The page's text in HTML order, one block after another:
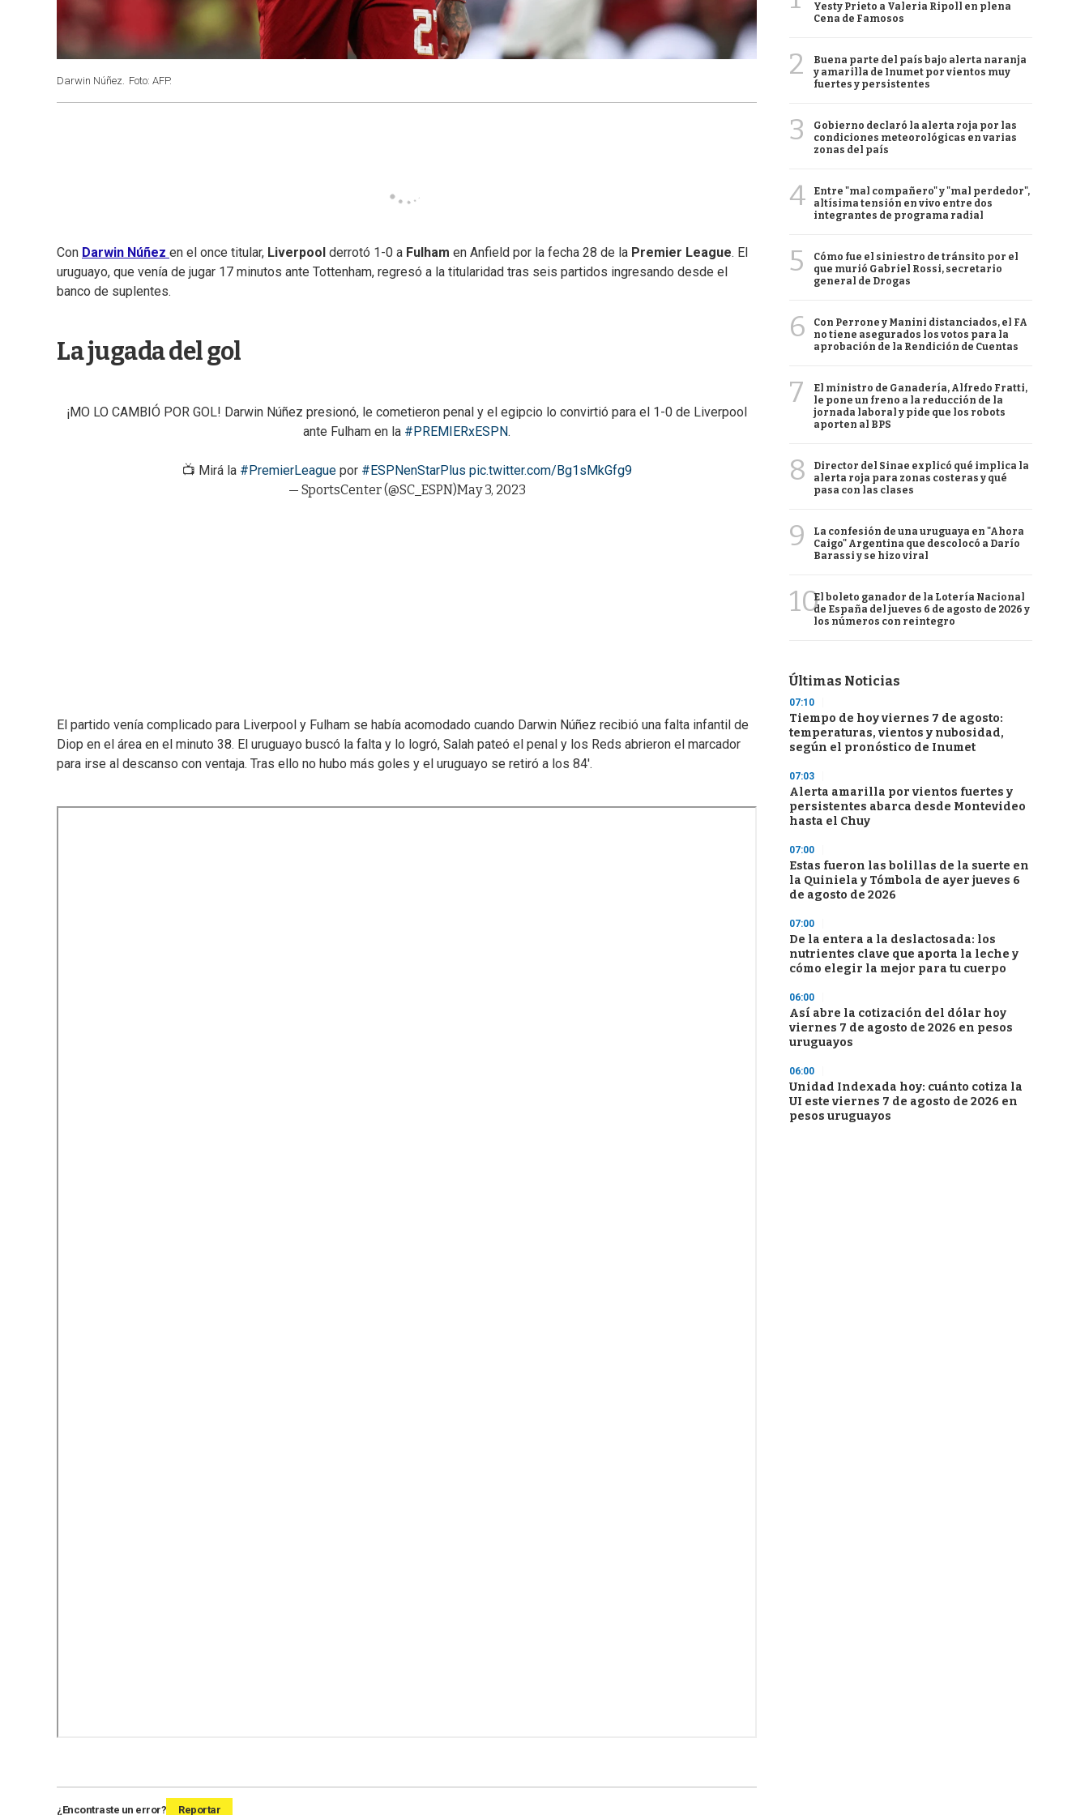
Darwin Núñez. Foto: AFP.
Con Darwin Núñez en el once titular, Liverpool derrotó 1-0 a Fulham en Anfield por la fecha 28 de la Premier League. El
uruguayo, que venía de jugar 17 minutos ante Tottenham, regresó a la titularidad tras seis partidos ingresando desde el
banco de suplentes.
La jugada del gol
¡MO LO CAMBIÓ POR GOL! Darwin Núñez presionó, le cometieron penal y el egipcio lo convirtió para el 1-0 de Liverpool
ante Fulham en la #PREMIERxESPN.
📺 Mirá la #PremierLeaguepor #ESPNenStarPlus pic.twitter.com/Bg1sMkGfg9
— SportsCenter (@SC_ESPN)May 3, 2023
El partido venía complicado para Liverpool y Fulham se había acomodado cuando Darwin Núñez recibió una falta infantil de
Diop en el área en el minuto 38. El uruguayo buscó la falta y lo logró, Salah pateó el penal y los Reds abrieron el marcador
para irse al descanso con ventaja. Tras ello no hubo más goles y el uruguayo se retiró a los 84'.
¿Encontraste un error? Reportar
Yesty Prieto a Valeria Ripoll en plena
Cena de Famosos
2
Buena parte del país bajo alerta naranja
y amarilla de Inumet por vientos muy
fuertes y persistentes
3
Gobierno declaró la alerta roja por las
condiciones meteorológicas en varias
zonas del país
4
Entre "mal compañero" y "mal perdedor",
altísima tensión en vivo entre dos
integrantes de programa radial
5
Cómo fue el siniestro de tránsito por el
que murió Gabriel Rossi, secretario
general de Drogas
6
Con Perrone y Manini distanciados, el FA
no tiene asegurados los votos para la
aprobación de la Rendición de Cuentas
7
El ministro de Ganadería, Alfredo Fratti,
le pone un freno a la reducción de la
jornada laboral y pide que los robots
aporten al BPS
8
Director del Sinae explicó qué implica la
alerta roja para zonas costeras y qué
pasa con las clases
9
La confesión de una uruguaya en "Ahora
Caigo" Argentina que descolocó a Darío
Barassi y se hizo viral
10El boleto ganador de la Lotería Nacional
de España del jueves 6 de agosto de 2026 y
los números con reintegro
Últimas Noticias
07:10
Tiempo de hoy viernes 7 de agosto:
temperaturas, vientos y nubosidad,
según el pronóstico de Inumet
07:03
Alerta amarilla por vientos fuertes y
persistentes abarca desde Montevideo
hasta el Chuy
07:00
Estas fueron las bolillas de la suerte en
la Quiniela y Tómbola de ayer jueves 6
de agosto de 2026
07:00
De la entera a la deslactosada: los
nutrientes clave que aporta la leche y
cómo elegir la mejor para tu cuerpo
06:00
Así abre la cotización del dólar hoy
viernes 7 de agosto de 2026 en pesos
uruguayos
06:00
Unidad Indexada hoy: cuánto cotiza la
UI este viernes 7 de agosto de 2026 en
pesos uruguayos